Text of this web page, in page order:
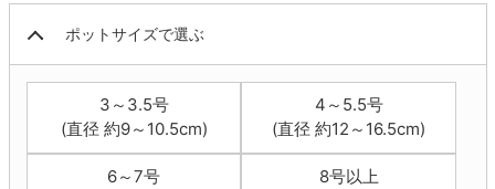
ポットサイズで選ぶ
3～3.5号
(直径 約9～10.5cm)
4～5.5号
(直径 約12～16.5cm)
6～7号
8号以上